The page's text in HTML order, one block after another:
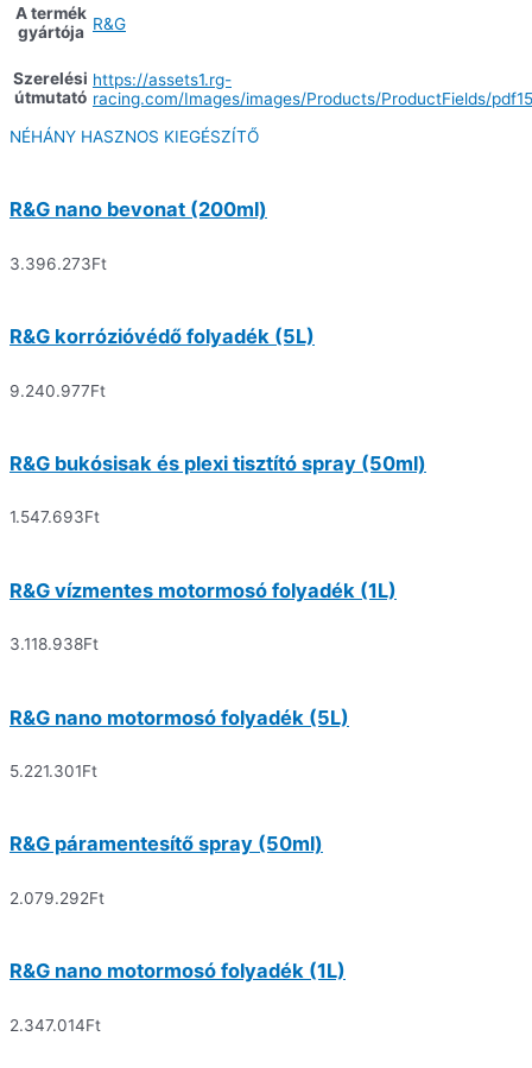
A termék
gyártója R&G
Szerelési
útmutató
https://assets1.rg-
racing.com/Images/images/Products/ProductFields/
NÉHÁNY HASZNOS KIEGÉSZÍTŐ
R&G nano bevonat (200ml)
3.396.273Ft
R&G korrózióvédő folyadék (5L)
9.240.977Ft
R&G bukósisak és plexi tisztító spray (50ml)
1.547.693Ft
R&G vízmentes motormosó folyadék (1L)
3.118.938Ft
R&G nano motormosó folyadék (5L)
5.221.301Ft
R&G páramentesítő spray (50ml)
2.079.292Ft
R&G nano motormosó folyadék (1L)
2.347.014Ft